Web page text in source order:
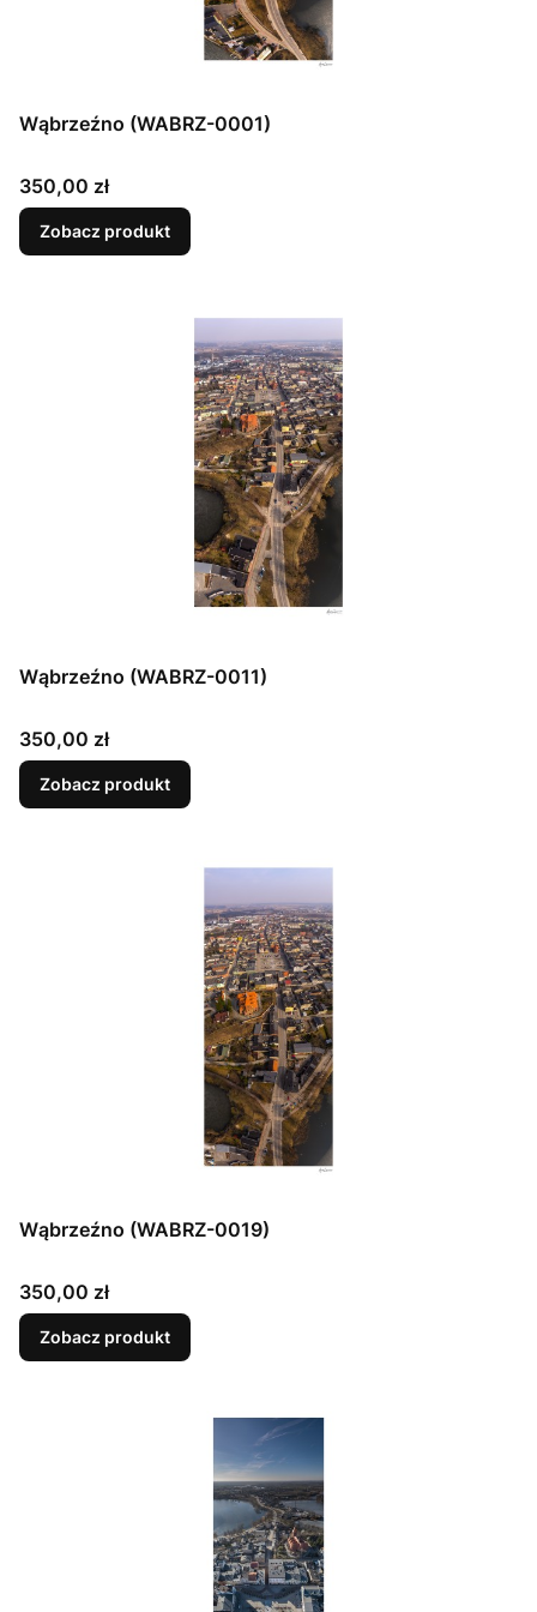
Wąbrzeźno (WABRZ-0001)
Cena
350,00 zł
Zobacz produkt
Wąbrzeźno (WABRZ-0011)
Cena
350,00 zł
Zobacz produkt
Wąbrzeźno (WABRZ-0019)
Cena
350,00 zł
Zobacz produkt